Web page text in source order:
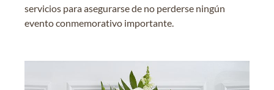
servicios para asegurarse de no perderse ningún
evento conmemorativo importante.